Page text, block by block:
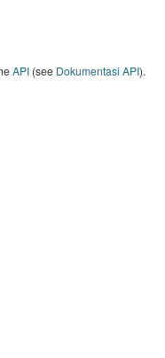
API(see Dokumentasi API).